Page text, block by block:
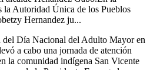
la Autoridad Única de los Pueblos
Hernandez ju...
del Día Nacional del Adulto Mayor en
a cabo una jornada de atención
la comunidad indígena San Vicente